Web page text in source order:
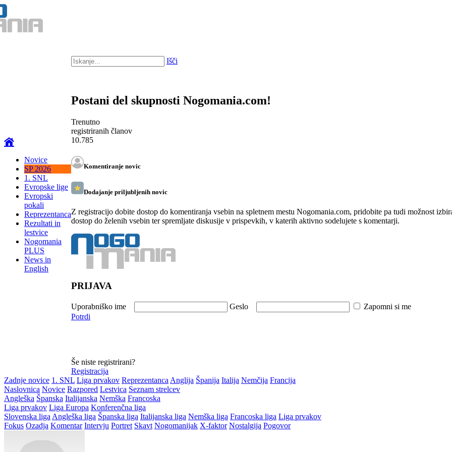
Novice
SP 2026
1. SNL
Evropske lige
Evropski
pokali
Reprezentanca
Rezultati in
lestvice
Nogomania
PLUS
News in
English
Išči
Postani del skupnosti Nogomania.com!
Trenutno
registriranih članov
10.785
Komentiranje novic
Dodajanje priljubljenih novic
Z registracijo dobite dostop do komentiranja vsebin na spletnem mestu Nogomania.com, pridobite pa tudi možnost
dostop do želenih vsebin ter spremljate diskusije v prispevkih, v katerih aktivno sodelujete s komentarji.
PRIJAVA
Uporabniško ime Geslo Zapomni si me
Potrdi
Še niste registrirani?
Registracija
Zadnje novice 1. SNL Liga prvakov Reprezentanca Anglija Španija Italija Nemčija Francija
Naslovnica Novice Razpored Lestvica Seznam strelcev
Angleška Španska Italijanska Nemška Francoska
Liga prvakov Liga Europa Konferenčna liga
Slovenska liga Angleška liga Španska liga Italijanska liga Nemška liga Francoska liga Liga prvakov
Fokus Ozadja Komentar Intervju Portret Skavt Nogomanijak X-faktor Nostalgija Pogovor